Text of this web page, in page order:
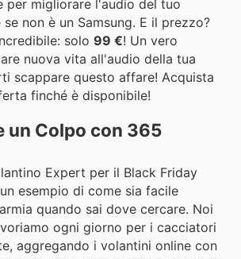
per migliorare l'audio del tuo
non è un Samsung. E il prezzo?
solo 99 €! Un vero
nuova vita all'audio della tua
scappare questo affare! Acquista
finché è disponibile!
un Colpo con 365
Expert per il Black Friday
esempio di come sia facile
quando sai dove cercare. Noi
ogni giorno per i cacciatori
aggregando i volantini online con